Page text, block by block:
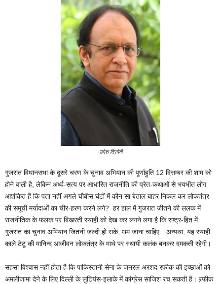
उमेश त्रिवेदी
गुजरात विधानसभा के दूसरे चरण के चुनाव अभियान की पूर्णाहुति 12 दिसम्बर की शाम को
होने वाली है, लेकिन अर्ध्द-सत्य पर आधारित राजनीति की प्रेत-कथाओं से भयभीत लोग
आशंकित हैं कि पता नहीं अगले चौबीस घंटों में कौन सा बेताल बाहर निकल कर लोकतंत्र
की समूची मर्यादाओं का चीर-हरण करने लगे? हर हाल में गुजरात जीतने की ललक में
राजनीतिक के फलक पर बिखरती स्याही को देख कर लगने लगा है कि राष्ट्र-हित में
गुजरात का चुनाव अभियान जितनी जल्दी हो सके, थम जाना चाहिए…अन्यथा, यह स्याही
काले टेटू की मानिन्द आजीवन लोकतंत्र के माथे पर स्थायी कलंक बनकर दमकती रहेगी।
सहसा विश्वास नहीं होता है कि पाकिस्तानी सेना के जनरल अरशद रफीक की इच्छाओं को
अमलीजामा देने के लिए दिल्ली के लुटियंस-इलाके में कांग्रेस साजिश रच सकती है। ऱफीक